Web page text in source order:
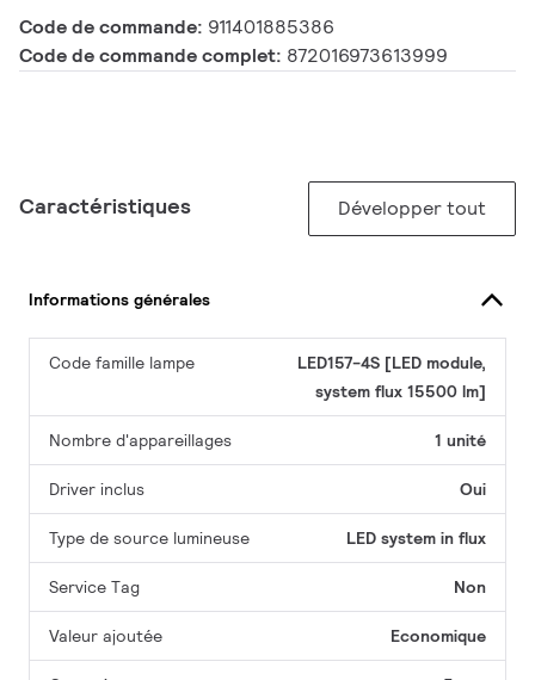
Code de commande: 911401885386
Code de commande complet: 872016973613999
Caractéristiques Développer tout
Informations générales
Code famille lampe
LED157-4S [LED module,
system flux 15500 lm]
Nombre d'appareillages 1 unité
Driver inclus Oui
Type de source lumineuse LED system in flux
Service Tag Non
Valeur ajoutée Economique